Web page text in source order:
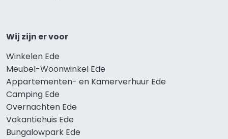
Wij zijn er voor
Winkelen Ede
Meubel-Woonwinkel Ede
Appartementen- en Kamerverhuur Ede
Camping Ede
Overnachten Ede
Vakantiehuis Ede
Bungalowpark Ede